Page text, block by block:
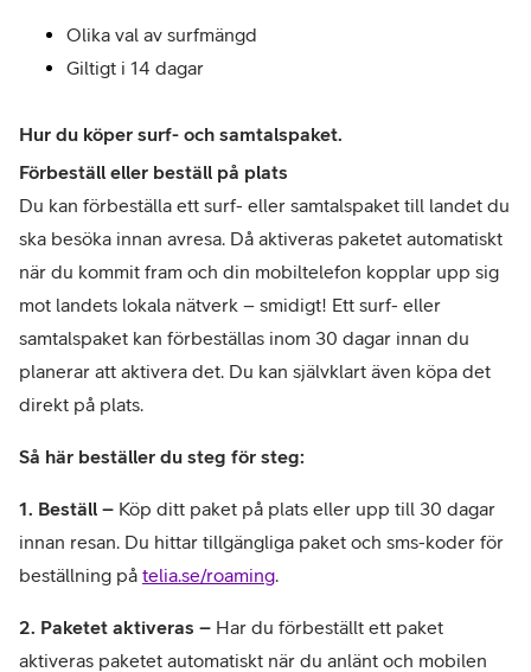
Olika val av surfmängd
Giltigt i 14 dagar
Hur du köper surf- och samtalspaket.
Förbeställ eller beställ på plats
Du kan förbeställa ett surf- eller samtalspaket till landet du
ska besöka innan avresa. Då aktiveras paketet automatiskt
när du kommit fram och din mobiltelefon kopplar upp sig
mot landets lokala nätverk – smidigt! Ett surf- eller
samtalspaket kan förbeställas inom 30 dagar innan du
planerar att aktivera det. Du kan självklart även köpa det
direkt på plats.
Så här beställer du steg för steg:
1. Beställ – Köp ditt paket på plats eller upp till 30 dagar
innan resan. Du hittar tillgängliga paket och sms-koder för
beställning på telia.se/roaming.
2. Paketet aktiveras – Har du förbeställt ett paket
aktiveras paketet automatiskt när du anlänt och mobilen